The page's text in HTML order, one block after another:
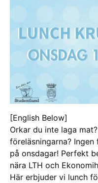
[English Below]
Orkar du inte laga
föreläsningarna?
på onsdagar! Perfekt
nära LTH och
Här erbjuder vi lunch